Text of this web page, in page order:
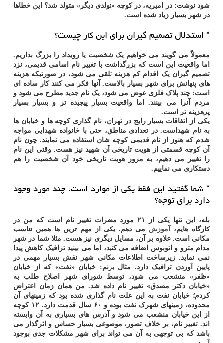
شود نوشت: در امیریه، در کوچه «تولدی دیگر» متولد شد؟ این خطاها
در شهر بسیار زیاد شده است.
* استدلال تصمیم گیران برای این کار چیست؟
معمولاً می گویند می خواهیم یک شخصیت یا رویداد را بزرگ بداریم.
اما واقعیت این است که بزرگداشت با تغییر نام اسامی قدیمی، نزد
تصمیم گیران یک اقدام کم هزینه تلقی می شود، در صورتیکه هزینه
های پنهانش برای شهر بسیار بالاست. آنها فکر می کنند کار ساده ای
است: چند پلاک فلزی عوض می شود، یک نام جدید مطرح می شود و
مردم آنرا می بینند. اما واقعیت بسیار پیچیده تر و بسیار بسیار
پرهزینه تر است.
یکی از اتفاقات بسیار رایج در تهران، نام گذاری کوچه ها و خیابان ها
به نام شهداست. در تعدادی مناطق، حتی با خانواده شهدایی مواجه
شدم که هنوز از نام قدیمی کوچه شان استفاده می نمایند. چون نام
آن کوچه قسمتی از هویت تاریخی آن شهید نیز هست. وقتی این نام
را تغییر می دهیم، به مرور هویت تاریخی خود آن شخصیت را هم
دستکاری می نماییم.
* شما گفتید این فقط یکی از موارد است، چند مورد وجود
دارد برای توجه؟
بله، این تنها یکی از ۲۱ مورد مضرات تغییر نام است که من در
کارگاه هایم،
آموزش می دهم. یکی از مهم ترین ها همین تناسب
مکانی است. علاوه بر آن، مسایل دیگری نیز هست. مثلا شما در شهر
مدام مترو و اتوبوس اضافه می کنید، اما می بینید ترافیک کاهش پیدا
نمی نماید. زیرساخت اطلاعات مکانی شهر نقش بسیار مهمی در
پایین آوردن ترافیک دارد. مثال بزنم: خیابان «نفت» که از خیابان
«ظفر» منشعب می شود، توسط شورای شهر اصلاح طلب به
«خیابان دکتر مصدق» تغییر نام داده شد. من همان زمان اعتراض
کردم؛ خیابان نفت به این علت نام گذاری شده بود که زمینهای آن
محدوده، زمینهای شهرک نفت بوده و ۶۰ سال قدمت دارد. ۱۲ کوچه
از این خیابان منشعب می شود و آدرس های بسیاری به آن وابسته
اند. تغییر نام، بر خلاف تصور، موضوعی بسیار حساس و اثرگذار می
باشد که بی توجهی به آن می تواند برای شهر مشکلات جدی بوجود